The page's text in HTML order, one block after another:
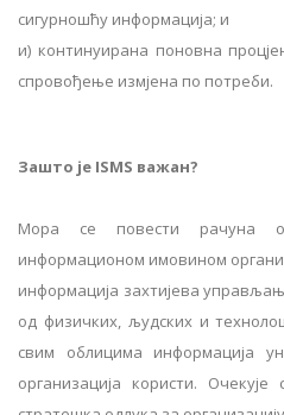
сигурношћу информација; и
и) континуирана поновна
спровођење измјена по потреби.
Зашто је ISMS важан?
Мора се повести рачуна
информационом имовином
информација захтијева
од физичких, људских и
свим облицима информација
организација користи.